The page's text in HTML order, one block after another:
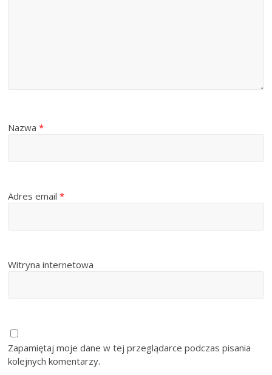
Nazwa*
Adres email*
Witryna internetowa
Zapamiętaj moje dane w tej przeglądarce podczas pisania
kolejnych komentarzy.